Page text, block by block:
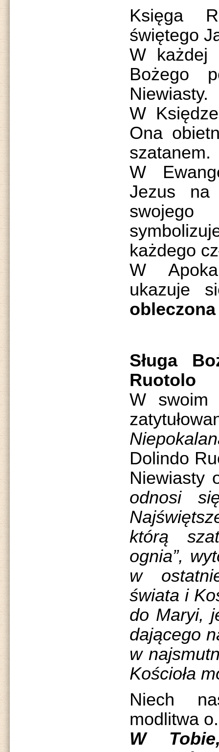
Księga
świętego
W każdej
Bożego
Niewiasty.
W
Ona
szatanem.
W
Jezus na
każdego
W
ukazuje
obleczona
Sługa
Ruotolo
W swoim
Dolindo
Niewiasty
odnosi
którą
ognia”,
w
świata i
do Maryi,
dającego
w
Kościoła
Niech
modlitwa
W